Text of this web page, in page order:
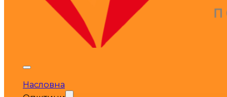
Насловна